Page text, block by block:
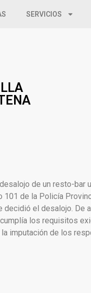
SERVICIOS
de un resto-
de la Policía
el desalojo. De
los requisitos
imputación de los